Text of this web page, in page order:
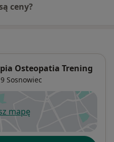
ceny?
Osteopatia Trening
Sosnowiec
mapę
otwiera się w nowej karcie